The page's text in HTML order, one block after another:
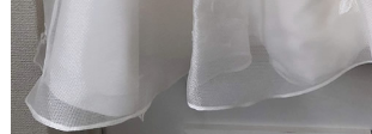
【ドレス＆ベールリメイク】ラブリー
ードレス
【ドレスリメイク】ふんわりチュール